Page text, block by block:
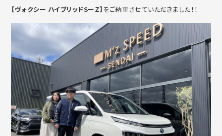
【ヴォクシー ハイブリッドSーＺ】 をご納車させていただきました！！